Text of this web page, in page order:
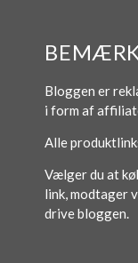
Bloggen er
i form af
Alle
Vælger du at
link, modtager
drive bloggen.